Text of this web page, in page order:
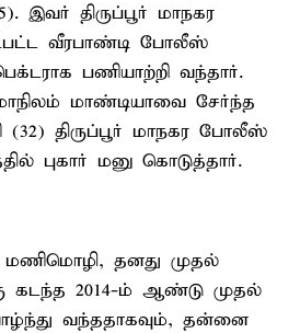
இவர் திருப்பூர் மாநகர
வீரபாண்டி போலீஸ்
பணியாற்றி வந்தார்.
மாண்டியாவை சேர்ந்த
(32) திருப்பூர் மாநகர போலீஸ்
புகார் மனு கொடுத்தார்.
தனது முதல்
கடந்த 2014-ம் ஆண்டு முதல்
வந்ததாகவும், தன்னை